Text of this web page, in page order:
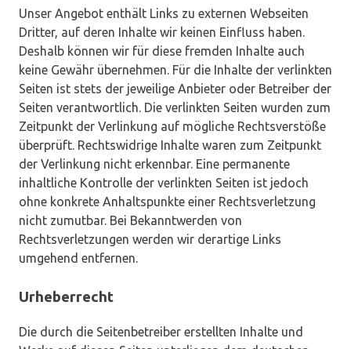
Unser Angebot enthält Links zu externen Webseiten
Dritter, auf deren Inhalte wir keinen Einfluss haben.
Deshalb können wir für diese fremden Inhalte auch
keine Gewähr übernehmen. Für die Inhalte der verlinkten
Seiten ist stets der jeweilige Anbieter oder Betreiber der
Seiten verantwortlich. Die verlinkten Seiten wurden zum
Zeitpunkt der Verlinkung auf mögliche Rechtsverstöße
überprüft. Rechtswidrige Inhalte waren zum Zeitpunkt
der Verlinkung nicht erkennbar. Eine permanente
inhaltliche Kontrolle der verlinkten Seiten ist jedoch
ohne konkrete Anhaltspunkte einer Rechtsverletzung
nicht zumutbar. Bei Bekanntwerden von
Rechtsverletzungen werden wir derartige Links
umgehend entfernen.
Urheberrecht
Die durch die Seitenbetreiber erstellten Inhalte und